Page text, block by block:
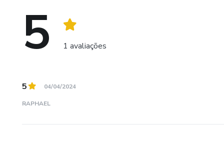
5 1 avaliações
5 04/04/2024
RAPHAEL